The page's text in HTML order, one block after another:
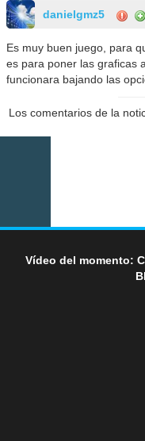
danielgmz5
Es muy buen juego, para
es para poner las graficas
funcionara bajando las
Los comentarios de la
Vídeo del momento: